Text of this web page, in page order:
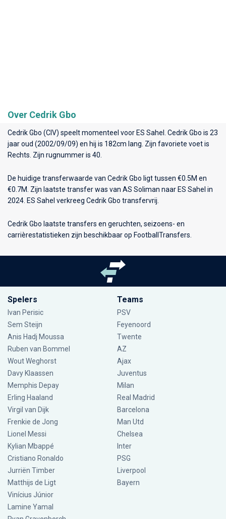
Over Cedrik Gbo
Cedrik Gbo (CIV) speelt momenteel voor ES Sahel
. Cedrik Gbo is 23
jaar oud (2002/09/09) en hij is 182cm lang. Zijn favoriete voet is
Rechts. Zijn rugnummer is 40.
De huidige transferwaarde van Cedrik Gbo ligt tussen €0.5M en
€0.7M. Zijn laatste transfer was van AS Soliman naar ES Sahel in
2024. ES Sahel verkreeg Cedrik Gbo transfervrij.
Cedrik Gbo laatste transfers en geruchten, seizoens- en
carrièrestatistieken zijn beschikbaar op FootballTransfers.
Spelers
Ivan Perisic
Sem Steijn
Anis Hadj Moussa
Ruben van Bommel
Wout Weghorst
Davy Klaassen
Memphis Depay
Erling Haaland
Virgil van Dijk
Frenkie de Jong
Lionel Messi
Kylian Mbappé
Cristiano Ronaldo
Jurriën Timber
Matthijs de Ligt
Vinícius Júnior
Lamine Yamal
Teams
PSV
Feyenoord
Twente
AZ
Ajax
Juventus
Milan
Real Madrid
Barcelona
Man Utd
Chelsea
Inter
PSG
Liverpool
Bayern